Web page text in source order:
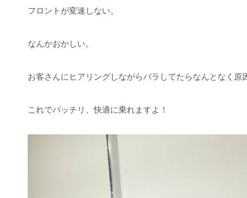
フロントが変速しない。
なんかおかしい。
お客さんにヒアリングしながらバラしてたらなんとなく原
これでバッチリ、快適に乗れますよ！